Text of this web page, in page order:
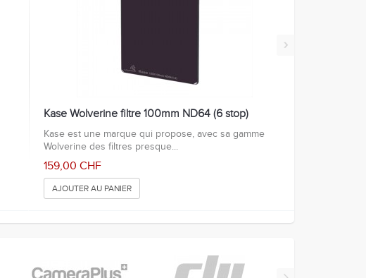
›
Kase Wolverine filtre 100mm ND64 (6 stop)
Kase est une marque qui propose, avec sa gamme
Wolverine des filtres presque...
159,00 CHF
AJOUTER AU PANIER